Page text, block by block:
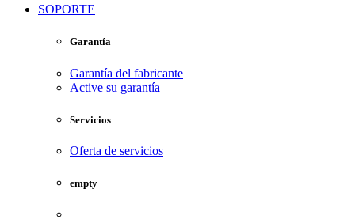
SOPORTE
Garantía
Garantía del fabricante
Active su garantía
Servicios
Oferta de servicios
empty